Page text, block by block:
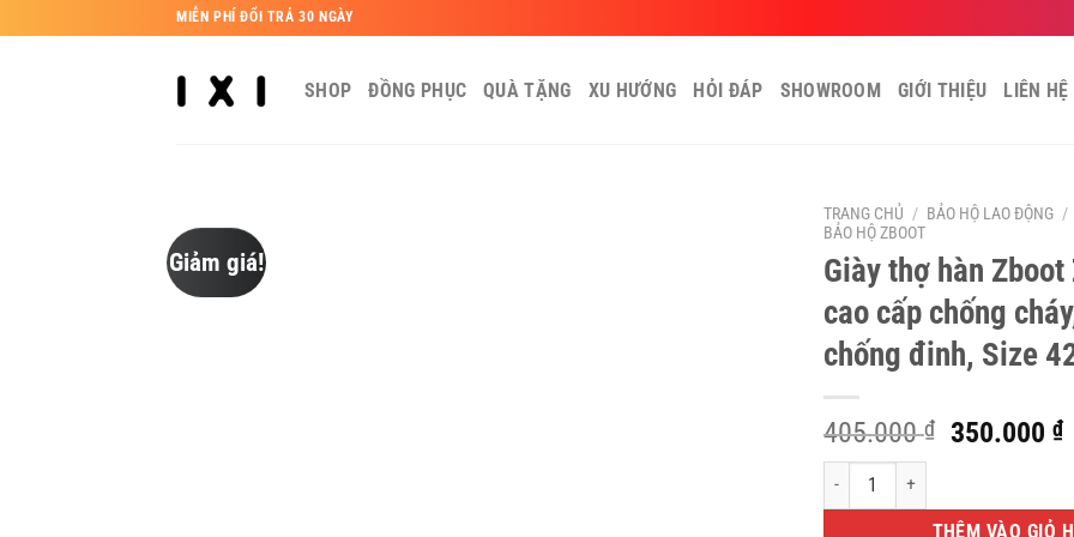
qua
MIỄN PHÍ ĐỔI TRẢ 30 NGÀY
SHOP ĐỒNG PHỤC QUÀ TẶNG XU HƯỚNG HỎI ĐÁP SHOWROOM GIỚI THIỆU LIÊN HỆ
Giảm giá!
TRANG CHỦ / BẢO HỘ LAO ĐỘNG /
BẢO HỘ ZBOOT
Giày thợ hàn
cao cấp chống
chống đinh, Size
405.000₫
Giá
405.000 ₫.
350.000₫
Giày thợ hàn Zboot Z103 da bò cao
THÊM VÀO GIỎ